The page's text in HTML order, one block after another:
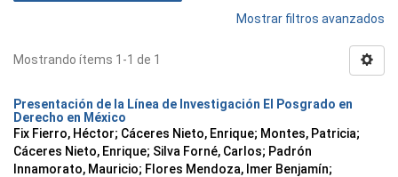
Mostrar filtros avanzados
Mostrando ítems 1-1 de 1
Presentación de la Línea de Investigación El Posgrado en
Derecho en México
Fix Fierro, Héctor; Cáceres Nieto, Enrique; Montes, Patricia;
Cáceres Nieto, Enrique; Silva Forné, Carlos; Padrón
Innamorato, Mauricio; Flores Mendoza, Imer Benjamín;